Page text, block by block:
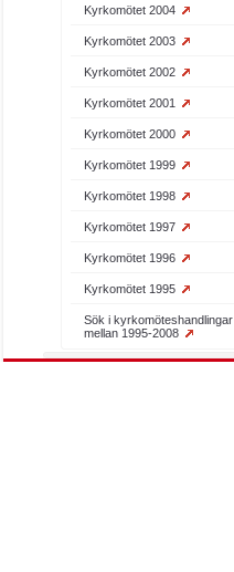
Kyrkomötet 2004
Kyrkomötet 2003
Kyrkomötet 2002
Kyrkomötet 2001
Kyrkomötet 2000
Kyrkomötet 1999
Kyrkomötet 1998
Kyrkomötet 1997
Kyrkomötet 1996
Kyrkomötet 1995
Sök i kyrkomöteshandlingar
mellan 1995-2008